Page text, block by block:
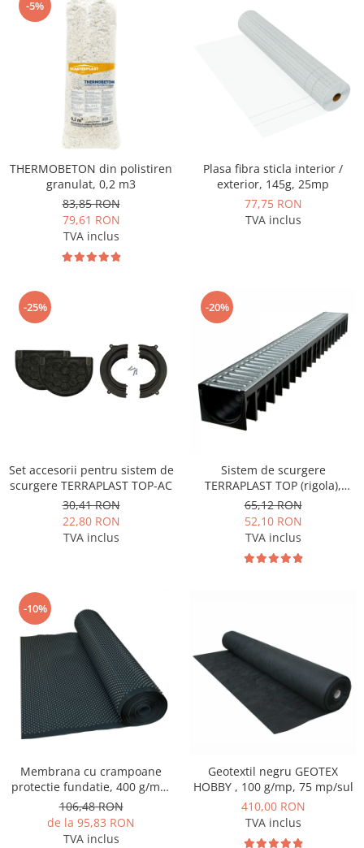
-5%
THERMOBETON din polistiren
granulat, 0,2 m3
83,85 RON
79,61 RON
TVA inclus
Plasa fibra sticla interior /
exterior, 145g, 25mp
77,75 RON
TVA inclus
-25%
Set accesorii pentru sistem de
scurgere TERRAPLAST TOP-AC
30,41 RON
22,80 RON
TVA inclus
-20%
Sistem de scurgere
TERRAPLAST TOP (rigola),
lungime 1m
65,12 RON
52,10 RON
TVA inclus
-10%
Membrana cu crampoane
protectie fundatie, 400 g/mp,
20 m/sul, TERRAPLAST PLUS
L8
106,48 RON
de la 95,83 RON
TVA inclus
Geotextil negru GEOTEX
HOBBY , 100 g/mp, 75 mp/sul
410,00 RON
TVA inclus